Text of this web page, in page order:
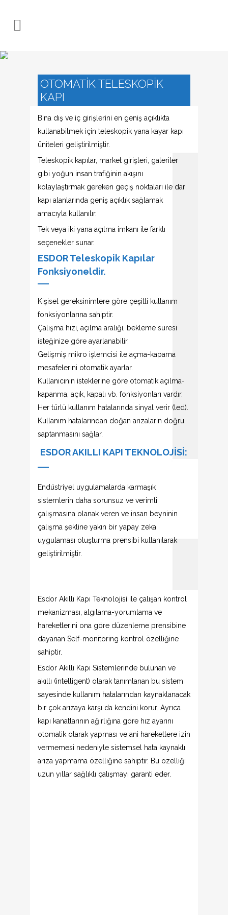
OTOMATİK TELESKOPİK
KAPI
Bina dış ve iç girişlerini en geniş açıklıkta
kullanabilmek için teleskopik yana kayar kapı
üniteleri geliştirilmiştir.
Teleskopik kapılar, market girişleri, galeriler
gibi yoğun insan trafiğinin akışını
kolaylaştırmak gereken geçiş noktaları ile dar
kapı alanlarında geniş açıklık sağlamak
amacıyla kullanılır.
Tek veya iki yana açılma imkanı ile farklı
seçenekler sunar.
ESDOR Teleskopik Kapılar
Fonksiyoneldir.
Kişisel gereksinimlere göre çeşitli kullanım
fonksiyonlarına sahiptir.
Çalışma hızı, açılma aralığı, bekleme süresi
isteğinize göre ayarlanabilir.
Gelişmiş mikro işlemcisi ile açma-kapama
mesafelerini otomatik ayarlar.
Kullanıcının isteklerine göre otomatik açılma-
kapanma, açık, kapalı vb. fonksiyonları vardır.
Her türlü kullanım hatalarında sinyal verir (led).
Kullanım hatalarından doğan arızaların doğru
saptanmasını sağlar.
ESDOR AKILLI KAPI TEKNOLOJİSİ:
Endüstriyel uygulamalarda karmaşık
sistemlerin daha sorunsuz ve verimli
çalışmasına olanak veren ve insan beyninin
çalışma şekline yakın bir yapay zeka
uygulaması oluşturma prensibi kullanılarak
geliştirilmiştir.
Esdor Akıllı Kapı Teknolojisi ile çalışan kontrol
mekanizması, algılama-yorumlama ve
hareketlerini ona göre düzenleme prensibine
dayanan Self-monitoring kontrol özelliğine
sahiptir.
Esdor Akıllı Kapı Sistemlerinde bulunan ve
akıllı (intelligent) olarak tanımlanan bu sistem
sayesinde kullanım hatalarından kaynaklanacak
bir çok arızaya karşı da kendini korur. Ayrıca
kapı kanatlarının ağırlığına göre hız ayarını
otomatik olarak yapması ve ani hareketlere izin
vermemesi nedeniyle sistemsel hata kaynaklı
arıza yapmama özelliğine sahiptir. Bu özelliği
uzun yıllar sağlıklı çalışmayı garanti eder.